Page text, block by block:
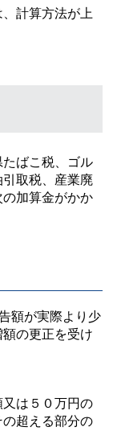
計算方法が上
ばこ税、ゴル
取税、産業廃
加算金がかか
額が実際より少
の更正を受け
は５０万円の
超える部分の